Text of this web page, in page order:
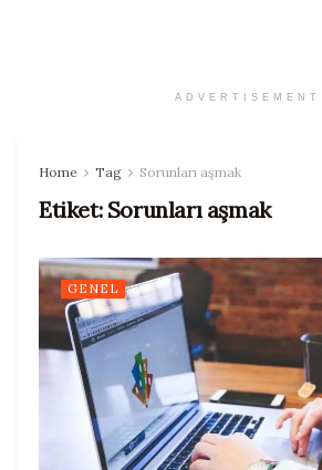
ADVERTISEMENT
Home Tag Sorunları aşmak
Etiket: Sorunları aşmak
GENEL